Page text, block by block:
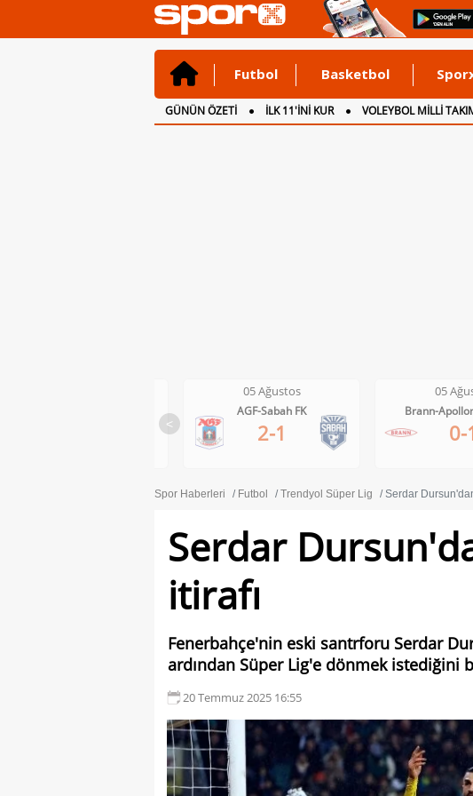
Futbol Basketbol
GÜNÜN ÖZETİ İLK 11'İNİ KUR VOLEYBOL MİLLİ
CANLI ANLATIM
İNGİLTERE
<
05 Ağustos
AGF-Sabah FK
2-1
05
Brann-
0-
Spor Haberleri Futbol Trendyol Süper Lig Serdar
Serdar
itirafı
Fenerbahçe'nin eski santrforu Serdar
ardından Süper Lig'e dönmek istediğini
20 Temmuz 2025 16:55